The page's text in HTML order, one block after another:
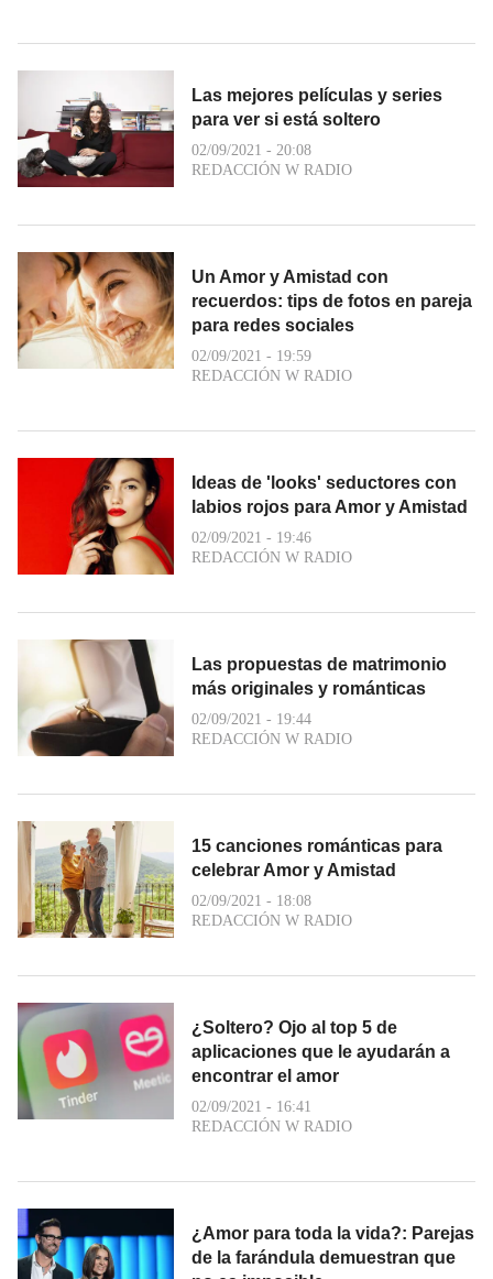
Las mejores películas y series
para ver si está soltero
02/09/2021 - 20:08
REDACCIÓN W RADIO
Un Amor y Amistad con
recuerdos: tips de fotos en pareja
para redes sociales
02/09/2021 - 19:59
REDACCIÓN W RADIO
Ideas de 'looks' seductores con
labios rojos para Amor y Amistad
02/09/2021 - 19:46
REDACCIÓN W RADIO
Las propuestas de matrimonio
más originales y románticas
02/09/2021 - 19:44
REDACCIÓN W RADIO
15 canciones románticas para
celebrar Amor y Amistad
02/09/2021 - 18:08
REDACCIÓN W RADIO
¿Soltero? Ojo al top 5 de
aplicaciones que le ayudarán a
encontrar el amor
02/09/2021 - 16:41
REDACCIÓN W RADIO
¿Amor para toda la vida?: Parejas
de la farándula demuestran que